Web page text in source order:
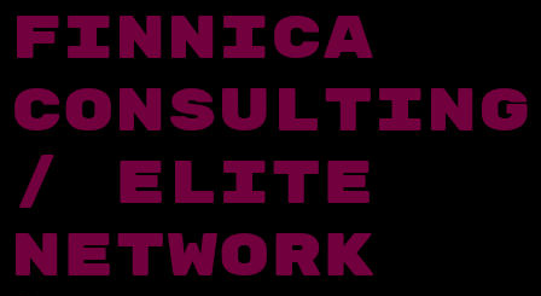
FINNICA
CONSULTING
/ ELITE
NETWORK